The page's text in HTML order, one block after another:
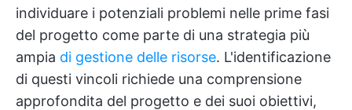
individuare i potenziali problemi nelle prime fasi
del progetto come parte di una strategia più
ampia di gestione delle risorse. L'identificazione
di questi vincoli richiede una comprensione
approfondita del progetto e dei suoi obiettivi,